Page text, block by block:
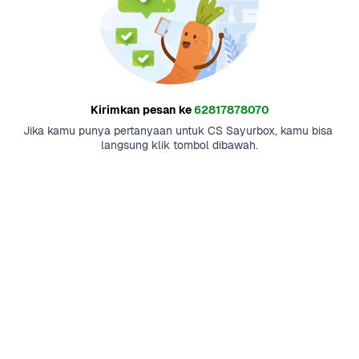
Kirimkan pesan ke62817878070
Jika kamu punya pertanyaan untuk CS Sayurbox, kamu bisa
langsung klik tombol dibawah.